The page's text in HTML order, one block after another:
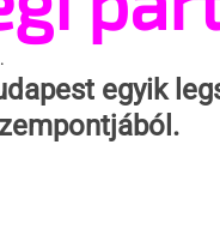
egyik